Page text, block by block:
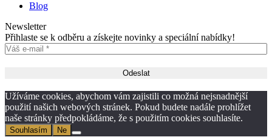
Blog
Newsletter
Přihlaste se k odběru a získejte novinky a speciální nabídky!
Užíváme cookies, abychom vám zajistili co možná nejsnadnější
použití našich webových stránek. Pokud budete nadále prohlížet
naše stránky předpokládáme, že s použitím cookies souhlasíte.
Souhlasím Ne